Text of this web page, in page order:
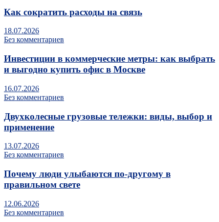
Как сократить расходы на связь
18.07.2026
Без комментариев
Инвестиции в коммерческие метры: как выбрать
и выгодно купить офис в Москве
16.07.2026
Без комментариев
Двухколесные грузовые тележки: виды, выбор и
применение
13.07.2026
Без комментариев
Почему люди улыбаются по‑другому в
правильном свете
12.06.2026
Без комментариев